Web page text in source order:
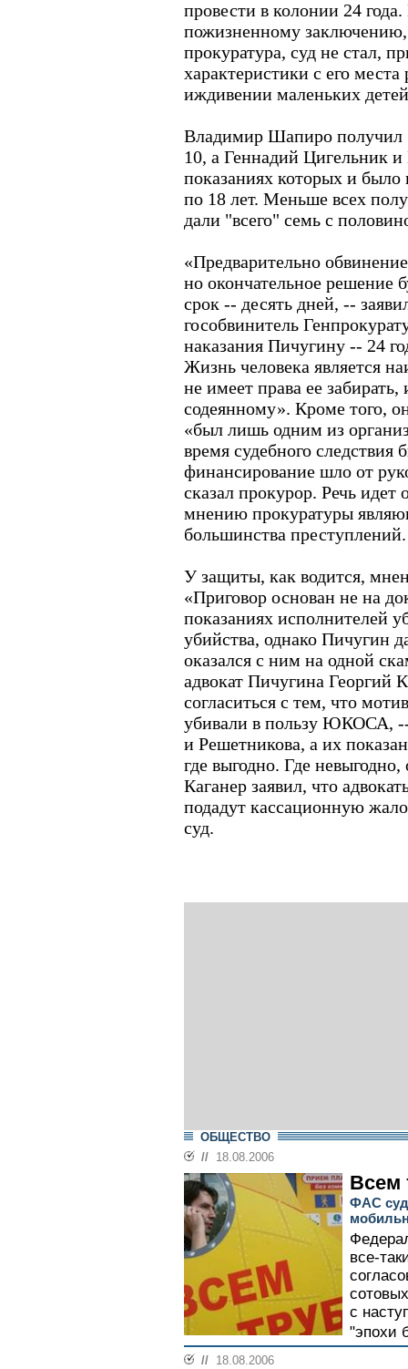
провести в колонии 24
пожизненному заключению,
прокуратура, суд не стал,
характеристики с его
иждивении маленьких
Владимир Шапиро получил
10, а Геннадий Цигельник
показаниях которых и было
по 18 лет. Меньше всех
дали "всего" семь с
«Предварительно
но окончательное решение
срок -- десять дней, --
гособвинитель
наказания Пичугину -- 24
Жизнь человека является
не имеет права ее
содеянному». Кроме того,
«был лишь одним из
время судебного следствия
финансирование шло от
сказал прокурор. Речь
мнению прокуратуры
большинства преступлений.
У защиты, как водится,
«Приговор основан не на
показаниях исполнителей
убийства, однако Пичугин
оказался с ним на одной
адвокат Пичугина Георгий
согласиться с тем, что
убивали в пользу ЮКОСА, --
и Решетникова, а их
где выгодно. Где
Каганер заявил, что
подадут кассационную
суд.
ОБЩЕСТВО
// 18.08.2006
Всем
ФАС
все-
с
"эпохи
// 18.08.2006